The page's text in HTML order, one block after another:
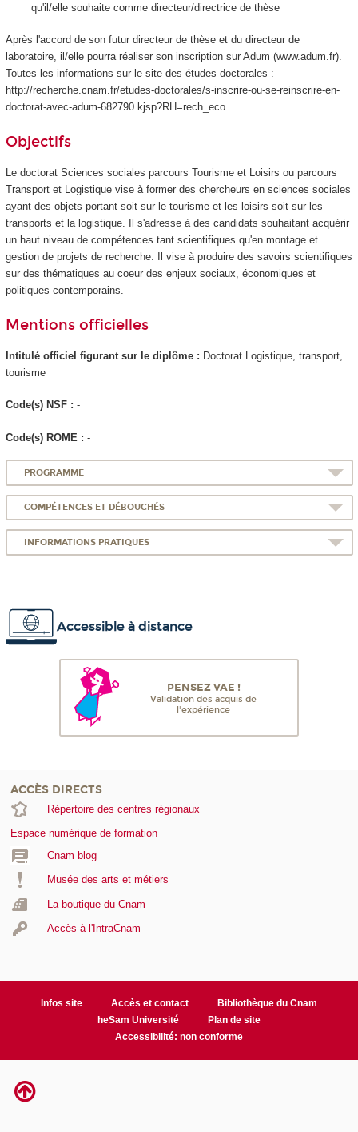
qu'il/elle souhaite comme directeur/directrice de thèse
Après l'accord de son futur directeur de thèse et du directeur de
laboratoire, il/elle pourra réaliser son inscription sur Adum (www.adum.fr).
Toutes les informations sur le site des études doctorales :
http://recherche.cnam.fr/etudes-doctorales/s-inscrire-ou-se-reinscrire-en-
doctorat-avec-adum-682790.kjsp?RH=rech_eco
Objectifs
Le doctorat Sciences sociales parcours Tourisme et Loisirs ou parcours
Transport et Logistique vise à former des chercheurs en sciences sociales
ayant des objets portant soit sur le tourisme et les loisirs soit sur les
transports et la logistique. Il s'adresse à des candidats souhaitant acquérir
un haut niveau de compétences tant scientifiques qu'en montage et
gestion de projets de recherche. Il vise à produire des savoirs scientifiques
sur des thématiques au coeur des enjeux sociaux, économiques et
politiques contemporains.
Mentions officielles
Intitulé officiel figurant sur le diplôme : Doctorat Logistique, transport,
tourisme
Code(s) NSF : -
Code(s) ROME : -
PROGRAMME
COMPÉTENCES ET DÉBOUCHÉS
INFORMATIONS PRATIQUES
Accessible à distance
PENSEZ VAE !
Validation des acquis de
l'expérience
ACCÈS DIRECTS
Répertoire des centres régionaux
Espace numérique de formation
Cnam blog
Musée des arts et métiers
La boutique du Cnam
Accès à l'IntraCnam
Infos site Accès et contact
Bibliothèque du Cnam
heSam Université
Plan de site
Accessibilité: non conforme